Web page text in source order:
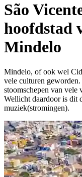
São
hoofdstad
Mindelo
Mindelo, of ook wel
vele culturen
stoomschepen van vele
Wellicht daardoor is dit
muziek(stromingen).